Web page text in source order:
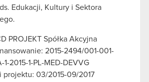
Edukacji, Kultury i Sektora
PROJEKT Spółka Akcyjna
2015-2494/001-001-
2015-1-PL-MED-DEVVG
projektu: 03/2015-09/2017